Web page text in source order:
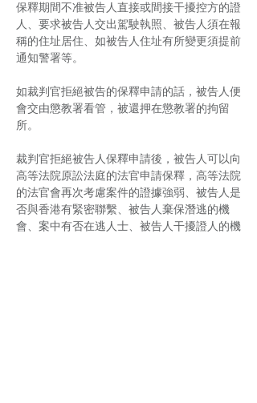
保釋期間不准被告人直接或間接干擾控方的證
人、要求被告人交出駕駛執照、被告人須在報
稱的住址居住、如被告人住址有所變更須提前
通知警署等。
如裁判官拒絕被告的保釋申請的話，被告人便
會交由懲教署看管，被還押在懲教署的拘留
所。
裁判官拒絕被告人保釋申請後，被告人可以向
高等法院原訟法庭的法官申請保釋，高等法院
的法官會再次考慮案件的證據強弱、被告人是
否與香港有緊密聯繫、被告人棄保潛逃的機
會、案中有否在逃人士、被告人干擾證人的機